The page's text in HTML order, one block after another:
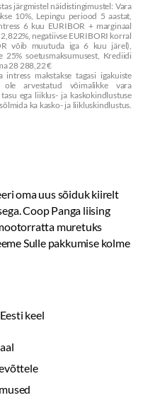
järgmistel näidistingimustel: Vara
10%, Lepingu periood 5 aastat,
6 kuu EURIBOR + marginaal
negatiivse EURIBORI korral
võib muutuda iga 6 kuu järel),
soetusmaksumusest, Krediidi
28 288,22 €
makstakse tagasi igakuiste
ole arvestatud võimalikke vara
ega liiklus- ja kaskokindlustuse
ka kasko- ja liikluskindlustus.
oma uus sõiduk kiirelt
Coop Panga liising
muretuks
Sulle pakkumise kolme
Eesti keel